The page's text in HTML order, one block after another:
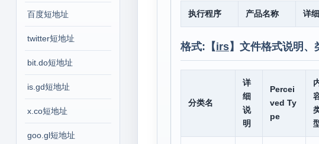
百度短地址
twitter短地址
bit.do短地址
is.gd短地址
x.co短地址
goo.gl短地址
执行程序 产品名称 详
格式:【irs】文件格式说明、
分类名
详
细
说
明
Percei
ved Ty
pe